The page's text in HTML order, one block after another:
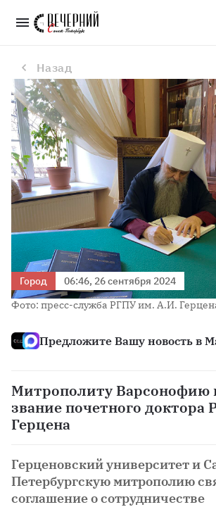
Назад
Город
06:46, 26 сентября 2024
Фото: пресс-служба РГПУ им. А.И.
Предложите Вашу новость в
Митрополиту Варсонофию
звание почетного доктора
Герцена
Герценовский университет и
Петербургскую митрополию
соглашение о сотрудничестве